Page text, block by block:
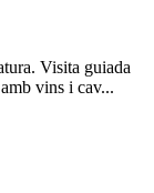
Visita guiada
vins i cav...